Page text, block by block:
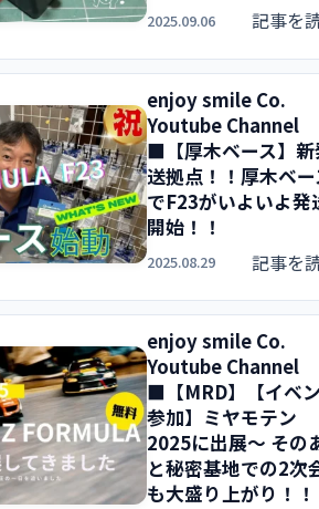
2025.09.06 記事を
enjoy smile Co.
Youtube Channel
■【厚木ベース】新
送拠点！！厚木ベ
でF23がいよいよ発
開始！！
2025.08.29 記事を
enjoy smile Co.
Youtube Channel
■【MRD】【イベ
参加】ミヤモテン
2025に出展～ その
と秘密基地での2次
も大盛り上がり！！